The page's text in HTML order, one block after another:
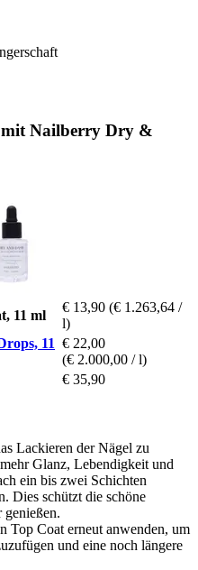
mit Nailberry Dry &
11 ml
€ 13,90 (€ 1.263,64 /
l)
11 € 22,00
(€ 2.000,00 / l)
€ 35,90
Lackieren der Nägel zu
Glanz, Lebendigkeit und
ein bis zwei Schichten
Dies schützt die schöne
Top Coat erneut anwenden, um
und eine noch längere